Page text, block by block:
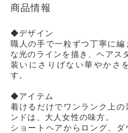
商品情報
◆デザイン
職人の手で一粒ずつ丁寧に
な光のラインを描き、ヘアス
装いにさりげない華やかさ
す。
◆アイテム
着けるだけでワンランク上
ンドは、大人女性の味方。
ショートヘアからロング、